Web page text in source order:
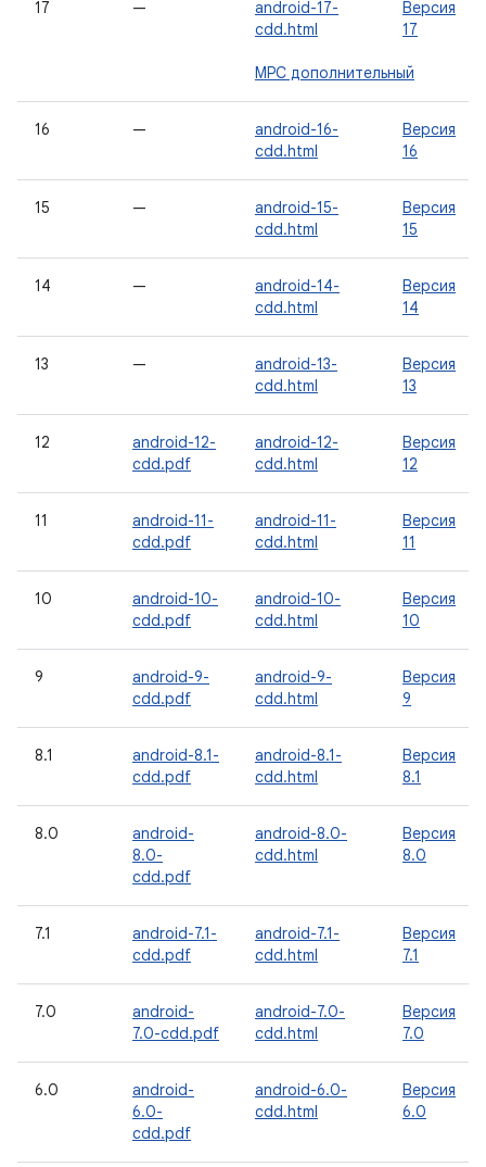
17 —
android-17-
cdd.html
Версия
17
MPC дополнительный
16 —
android-16-
cdd.html
Версия
16
15 —
android-15-
cdd.html
Версия
15
14 —
android-14-
cdd.html
Версия
14
13 —
android-13-
cdd.html
Версия
13
12
android-12-
cdd.pdf
android-12-
cdd.html
Версия
12
11
android-11-
cdd.pdf
android-11-
cdd.html
Версия
11
10
android-10-
cdd.pdf
android-10-
cdd.html
Версия
10
9
android-9-
cdd.pdf
android-9-
cdd.html
Версия
9
8.1
android-8.1-
cdd.pdf
android-8.1-
cdd.html
Версия
8.1
8.0
android-
8.0-
cdd.pdf
android-8.0-
cdd.html
Версия
8.0
7.1
android-7.1-
cdd.pdf
android-7.1-
cdd.html
Версия
7.1
7.0
android-
7.0-cdd.pdf
android-7.0-
cdd.html
Версия
7.0
6.0
android-
6.0-
cdd.pdf
android-6.0-
cdd.html
Версия
6.0